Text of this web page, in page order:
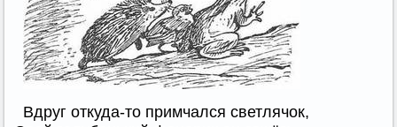
Вдруг откуда-то примчался светлячок,